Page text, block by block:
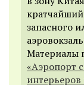
запасного
Материалы
«Аэропорт